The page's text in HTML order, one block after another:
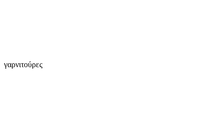
γαρνιτούρες